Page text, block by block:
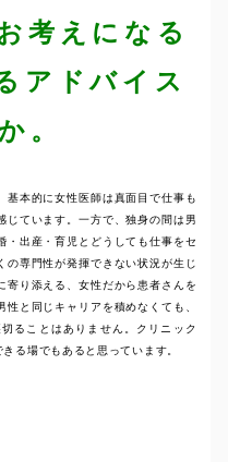
考えになる
アドバイス
。
基本的に女性医師は真面目で仕事も
じています。一方で、独身の間は男
・出産・育児とどうしても仕事をセ
の専門性が発揮できない状況が生じ
寄り添える、女性だから患者さんを
と同じキャリアを積めなくても、
ることはありません。クリニック
る場でもあると思っています。